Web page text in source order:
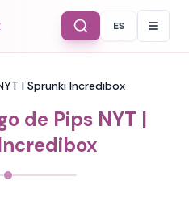
Select
ES
| Sprunki Incredibox
de Pips NYT |